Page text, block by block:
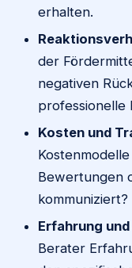
erhalten.
der
negativen
professionelle
Kosten und
Bewertungen
kommuniziert?
Erfahrung
Berater